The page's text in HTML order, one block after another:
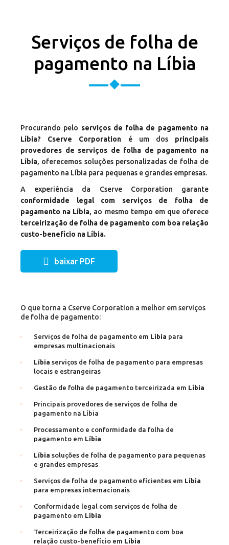
Serviços de folha de
pagamento na Líbia
Procurando pelo serviços de folha de pagamento na
Líbia? Cserve Corporation é um dosprincipais
provedores de serviços de folha de pagamento na
Líbia, oferecemos soluções personalizadas de folha de
pagamento na Líbia para pequenas e grandes empresas.
A experiência da Cserve Corporation garante
conformidade legal com serviços de folha de
pagamento na Líbia, ao mesmo tempo em que oferece
terceirização de folha de pagamento com boa relação
custo-benefício na Líbia.
baixar PDF
O que torna a Cserve Corporation a melhor em serviços
de folha de pagamento:
Serviços de folha de pagamento em Líbia para
empresas multinacionais
Líbia serviços de folha de pagamento para empresas
locais e estrangeiras
Gestão de folha de pagamento terceirizada em Líbia
Principais provedores de serviços de folha de
pagamento na Líbia
Processamento e conformidade da folha de
pagamento em Líbia
Líbia soluções de folha de pagamento para pequenas
e grandes empresas
Serviços de folha de pagamento eficientes em Líbia
para empresas internacionais
Conformidade legal com serviços de folha de
pagamento em Líbia
Terceirização de folha de pagamento com boa
relação custo-benefício em Líbia